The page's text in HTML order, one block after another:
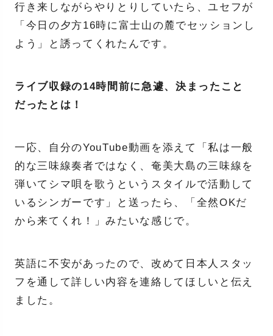
行き来しながらやりとりしていたら、ユセフが
「今日の夕方16時に富士山の麓でセッションし
よう」と誘ってくれたんです。
ライブ収録の14時間前に急遽、決まったこと
だったとは！
一応、自分のYouTube動画を添えて「私は一般
的な三味線奏者ではなく、奄美大島の三味線を
弾いてシマ唄を歌うというスタイルで活動して
いるシンガーです」と送ったら、「全然OKだ
から来てくれ！」みたいな感じで。
英語に不安があったので、改めて日本人スタッ
フを通して詳しい内容を連絡してほしいと伝え
ました。